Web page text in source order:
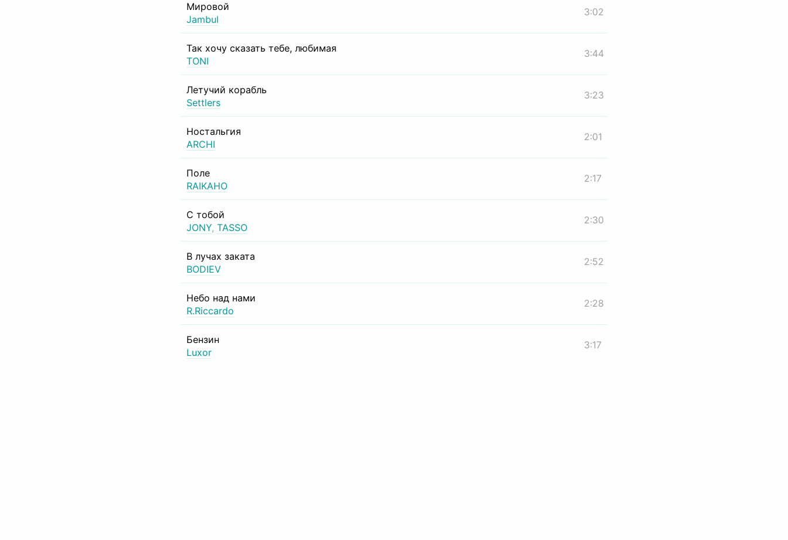
Мировой
Jambul
3:02
Так хочу сказать тебе, любимая
TONI
3:44
Летучий корабль
Settlers
3:23
Ностальгия
ARCHI
2:01
Поле
RAIKAHO
2:17
С тобой
JONY, TASSO
2:30
В лучах заката
BODIEV
2:52
Небо над нами
R.Riccardo
2:28
Бензин
Luxor
3:17